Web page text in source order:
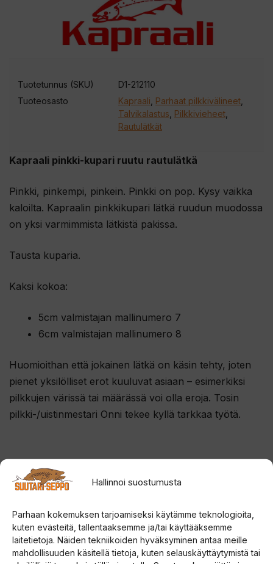
Hallinnoi suostumusta
Parhaan kokemuksen tarjoamiseksi käytämme teknologioita,
kuten evästeitä, tallentaaksemme ja/tai käyttääksemme
laitetietoja. Näiden tekniikoiden hyväksyminen antaa meille
mahdollisuuden käsitellä tietoja, kuten selauskäyttäytymistä tai
Kapraali pinkki-kupari ruutu rautulätkä
Pinkki, pinkempi, pinkein. Pinkki on pop. Kysy vaikka
kaloilta. Kapraalin pinkkikupari lätkä ruudun muodossa
on yksi varmimmista lätkistä pakissa.
Tausta kuparia.
Kaksi kokoa:
5cm valmistajan mallinumero 7
6cm valmistajan mallinumero 8
Huomioithan että jokainen lätkä on käsin tehty, joten
pienet yksilölliset erot kuuluvat asiaan – esimerkiksi
pilkkujen värissä tai määrässä voi olla eroja. Tosin
pilkki-/uistinmestari Onni tekee kyllä tarkkaa työtä.
Tuotetunnus (SKU)
D1-212110
Tuoteosasto
Kapraali, Parhaat pilkkivälineet,
Talvikalastus, Pilkkivieheet,
Rautulätkät
Tutustu myös